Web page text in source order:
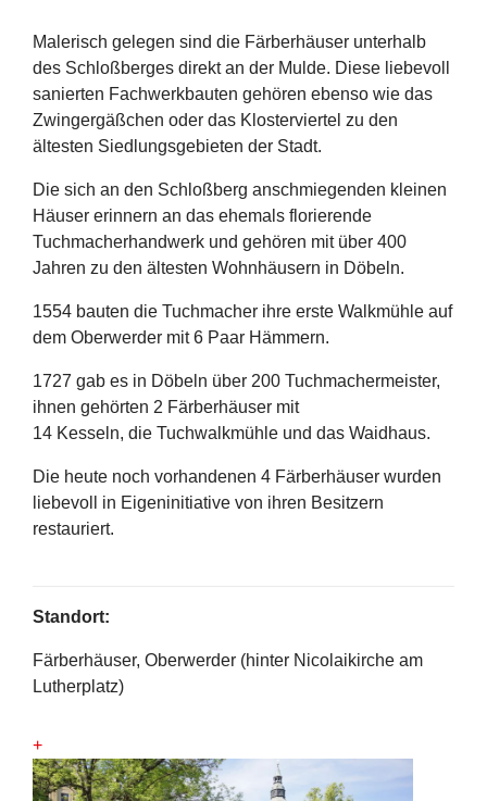
Malerisch gelegen sind die Färberhäuser unterhalb
des Schloßberges direkt an der Mulde. Diese liebevoll
sanierten Fachwerkbauten gehören ebenso wie das
Zwingergäßchen oder das Klosterviertel zu den
ältesten Siedlungsgebieten der Stadt.
Die sich an den Schloßberg anschmiegenden kleinen
Häuser erinnern an das ehemals florierende
Tuchmacherhandwerk und gehören mit über 400
Jahren zu den ältesten Wohnhäusern in Döbeln.
1554 bauten die Tuchmacher ihre erste Walkmühle auf
dem Oberwerder mit 6 Paar Hämmern.
1727 gab es in Döbeln über 200 Tuchmachermeister,
ihnen gehörten 2 Färberhäuser mit
14 Kesseln, die Tuchwalkmühle und das Waidhaus.
Die heute noch vorhandenen 4 Färberhäuser wurden
liebevoll in Eigeninitiative von ihren Besitzern
restauriert.
Standort:
Färberhäuser, Oberwerder (hinter Nicolaikirche am
Lutherplatz)
+